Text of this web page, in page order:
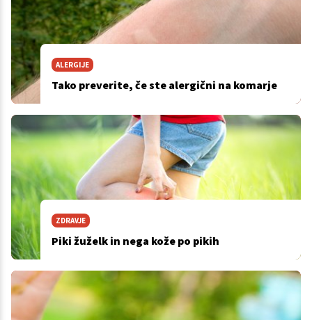
ALERGIJE
Tako preverite, če ste alergični na komarje
ZDRAVJE
Piki žuželk in nega kože po pikih